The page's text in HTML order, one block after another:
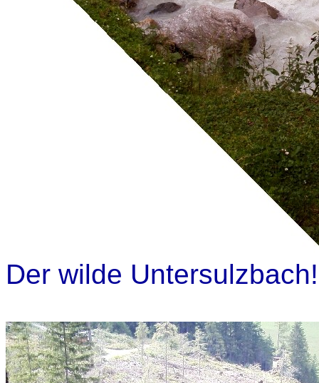
Der wilde Untersulzbach!